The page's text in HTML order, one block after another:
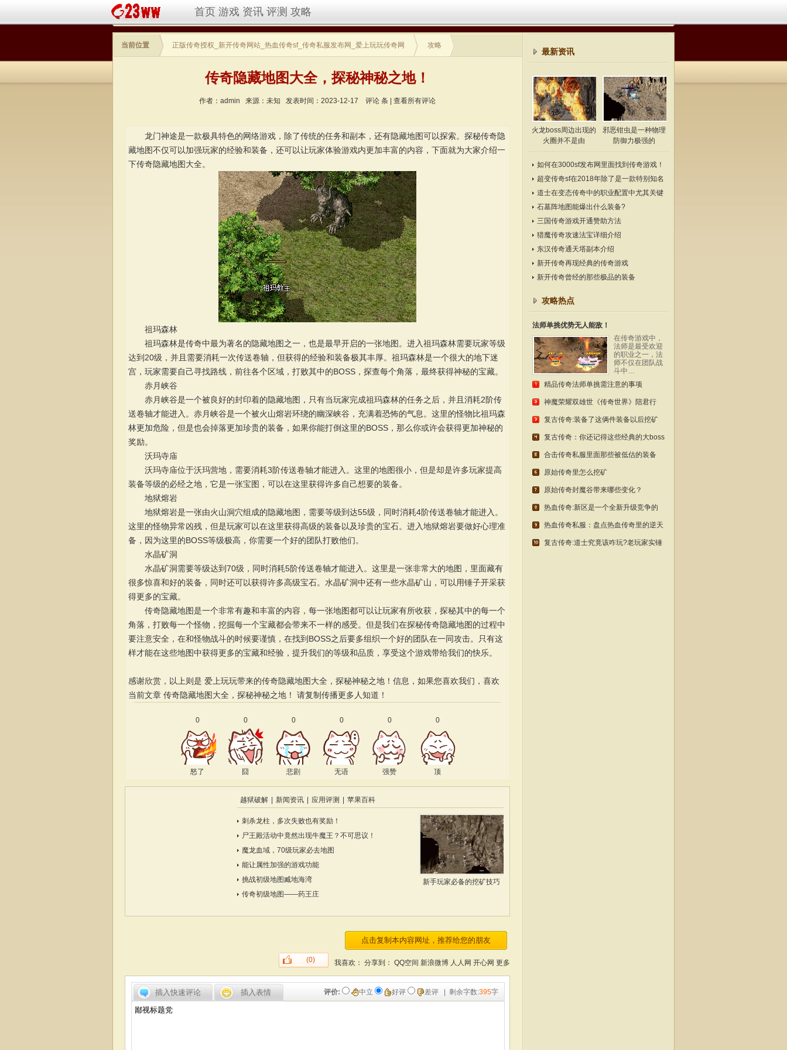
首页 游戏 资讯 评测 攻略
当前位置 正版传奇授权_新开传奇网站_热血传奇sf_传奇私服发布网_爱上玩玩传奇网 攻略
传奇隐藏地图大全，探秘神秘之地！
作者：admin 来源：未知 发表时间：2023-12-17 评论 条 | 查看所有评论
龙门神途是一款极具特色的网络游戏，除了传统的任务和副本，还有隐藏地图可以探索。探秘传奇隐
藏地图不仅可以加强玩家的经验和装备，还可以让玩家体验游戏内更加丰富的内容，下面就为大家介绍一
下传奇隐藏地图大全。
祖玛森林
祖玛森林是传奇中最为著名的隐藏地图之一，也是最早开启的一张地图。进入祖玛森林需要玩家等级
达到20级，并且需要消耗一次传送卷轴，但获得的经验和装备极其丰厚。祖玛森林是一个很大的地下迷
宫，玩家需要自己寻找路线，前往各个区域，打败其中的BOSS，探查每个角落，最终获得神秘的宝藏。
赤月峡谷
赤月峡谷是一个被良好的封印着的隐藏地图，只有当玩家完成祖玛森林的任务之后，并且消耗2阶传
送卷轴才能进入。赤月峡谷是一个被火山熔岩环绕的幽深峡谷，充满着恐怖的气息。这里的怪物比祖玛森
林更加危险，但是也会掉落更加珍贵的装备，如果你能打倒这里的BOSS，那么你或许会获得更加神秘的
奖励。
沃玛寺庙
沃玛寺庙位于沃玛营地，需要消耗3阶传送卷轴才能进入。这里的地图很小，但是却是许多玩家提高
装备等级的必经之地，它是一张宝图，可以在这里获得许多自己想要的装备。
地狱熔岩
地狱熔岩是一张由火山洞穴组成的隐藏地图，需要等级到达55级，同时消耗4阶传送卷轴才能进入。
这里的怪物异常凶残，但是玩家可以在这里获得高级的装备以及珍贵的宝石。进入地狱熔岩要做好心理准
备，因为这里的BOSS等级极高，你需要一个好的团队打败他们。
水晶矿洞
水晶矿洞需要等级达到70级，同时消耗5阶传送卷轴才能进入。这里是一张非常大的地图，里面藏有
很多惊喜和好的装备，同时还可以获得许多高级宝石。水晶矿洞中还有一些水晶矿山，可以用锤子开采获
得更多的宝藏。
传奇隐藏地图是一个非常有趣和丰富的内容，每一张地图都可以让玩家有所收获，探秘其中的每一个
角落，打败每一个怪物，挖掘每一个宝藏都会带来不一样的感受。但是我们在探秘传奇隐藏地图的过程中
要注意安全，在和怪物战斗的时候要谨慎，在找到BOSS之后要多组织一个好的团队在一同攻击。只有这
样才能在这些地图中获得更多的宝藏和经验，提升我们的等级和品质，享受这个游戏带给我们的快乐。
感谢欣赏，以上则是 爱上玩玩带来的传奇隐藏地图大全，探秘神秘之地！信息，如果您喜欢我们，喜欢
当前文章 传奇隐藏地图大全，探秘神秘之地！ 请复制传播更多人知道！
0
怒了
0
囧
0
悲剧
0
无语
0
强赞
0
顶
越狱破解 新闻资讯 应用评测 苹果百科
刺杀龙柱，多次失败也有奖励！
尸王殿活动中竟然出现牛魔王？不可思议！
魔龙血域，70级玩家必去地图
能让属性加强的游戏功能
挑战初级地图臧地海湾
传奇初级地图——药王庄
新手玩家必备的挖矿技巧
我喜欢：
(0) 分享到： QQ空间 新浪微博 人人网 开心网 更多
评价: 中立 好评 差评 | 剩余字数:395字
插入快速评论 插入表情
最新资讯
火龙boss周边出现的
火圈并不是由
邪恶钳虫是一种物理
防御力极强的
如何在3000sf发布网里面找到传奇游戏！
超变传奇sf在2018年除了是一款特别知名
的游戏
道士在变态传奇中的职业配置中尤其关键
石墓阵地图能爆出什么装备?
三国传奇游戏开通赞助方法
猎魔传奇攻速法宝详细介绍
东汉传奇通天塔副本介绍
新开传奇再现经典的传奇游戏
新开传奇曾经的那些极品的装备
攻略热点
法师单挑优势无人能敌！
在传奇游戏中，
法师是最受欢迎
的职业之一，法
师不仅在团队战
斗中…
精品传奇法师单挑需注意的事项
神魔荣耀双雄世《传奇世界》陪君行
复古传奇:装备了这俩件装备以后挖矿
复古传奇：你还记得这些经典的大boss
合击传奇私服里面那些被低估的装备
原始传奇里怎么挖矿
原始传奇封魔谷带来哪些变化？
热血传奇:新区是一个全新升级竞争的
热血传奇私服：盘点热血传奇里的逆天
复古传奇:道士究竟该咋玩?老玩家实锤